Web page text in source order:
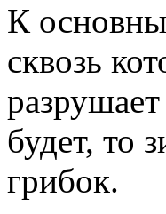
К
сквозь
будет, то
грибок.